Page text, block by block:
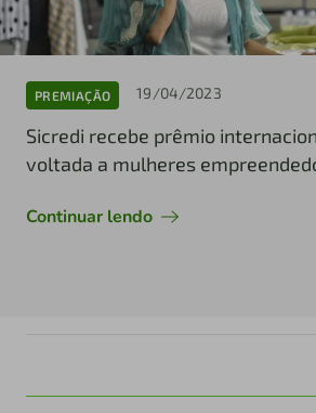
PREMIAÇÃO 19/04/2023
Sicredi recebe prêmio
voltada a mulheres
Continuar lendo